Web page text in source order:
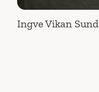
Ingve Vikan Sund